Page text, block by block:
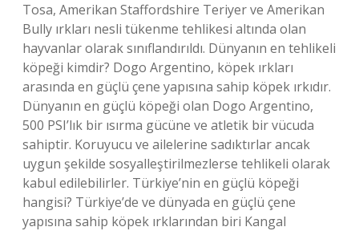
Tosa, Amerikan Staffordshire Teriyer ve Amerikan
Bully ırkları nesli tükenme tehlikesi altında olan
hayvanlar olarak sınıflandırıldı. Dünyanın en tehlikeli
köpeği kimdir? Dogo Argentino, köpek ırkları
arasında en güçlü çene yapısına sahip köpek ırkıdır.
Dünyanın en güçlü köpeği olan Dogo Argentino,
500 PSI’lık bir ısırma gücüne ve atletik bir vücuda
sahiptir. Koruyucu ve ailelerine sadıktırlar ancak
uygun şekilde sosyalleştirilmezlerse tehlikeli olarak
kabul edilebilirler. Türkiye’nin en güçlü köpeği
hangisi? Türkiye’de ve dünyada en güçlü çene
yapısına sahip köpek ırklarından biri Kangal